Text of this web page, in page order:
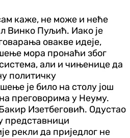
каже, не може и неће
Винко Пуљић. Иако је
овакве идеје,
мора пронаћи због
али и чињенице да
политичку
је било на столу још
преговорима у Неуму.
Изетбеговић. Одустао
представници
рекли да приједлог не